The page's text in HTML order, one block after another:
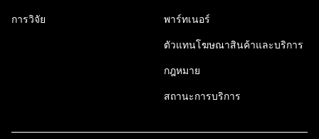
การวิจัย พาร์ทเนอร์
ตัวแทนโฆษณาสินค้าและบริการ
กฎหมาย
สถานะการบริการ